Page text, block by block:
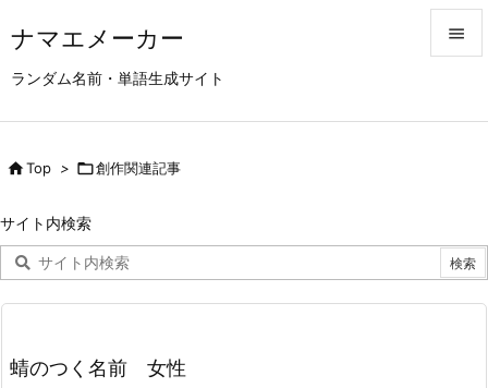
ナマエメーカー
ランダム名前・単語生成サイト


次へ

Top > 創作関連記事
サイト内検索
蜻のつく名前 女性